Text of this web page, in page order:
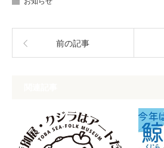
前の記事